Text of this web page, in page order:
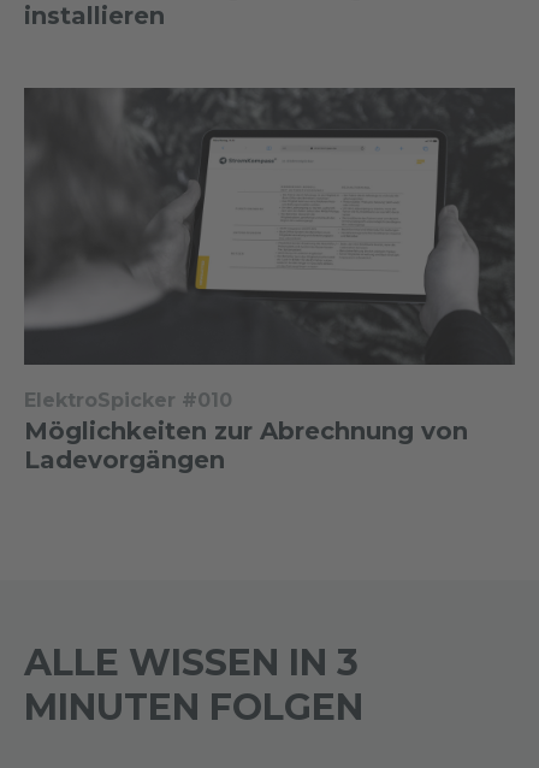
installieren
ElektroSpicker #010
Möglichkeiten zur Abrechnung von
Ladevorgängen
ALLE WISSEN IN 3
MINUTEN FOLGEN